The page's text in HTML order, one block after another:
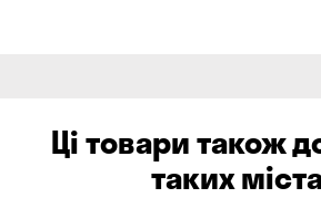
Ці товари також
таких